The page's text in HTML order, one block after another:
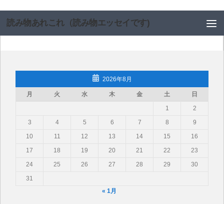
読み物あれこれ（読み物エッセイです)
2026年8月
月 火 水 木 金 土
日
1
2
3
4 5 6 7 8
9
10
11 12 13 14 15
16
17
18 19 20 21 22
23
24
25 26 27 28 29
30
31
« 1月